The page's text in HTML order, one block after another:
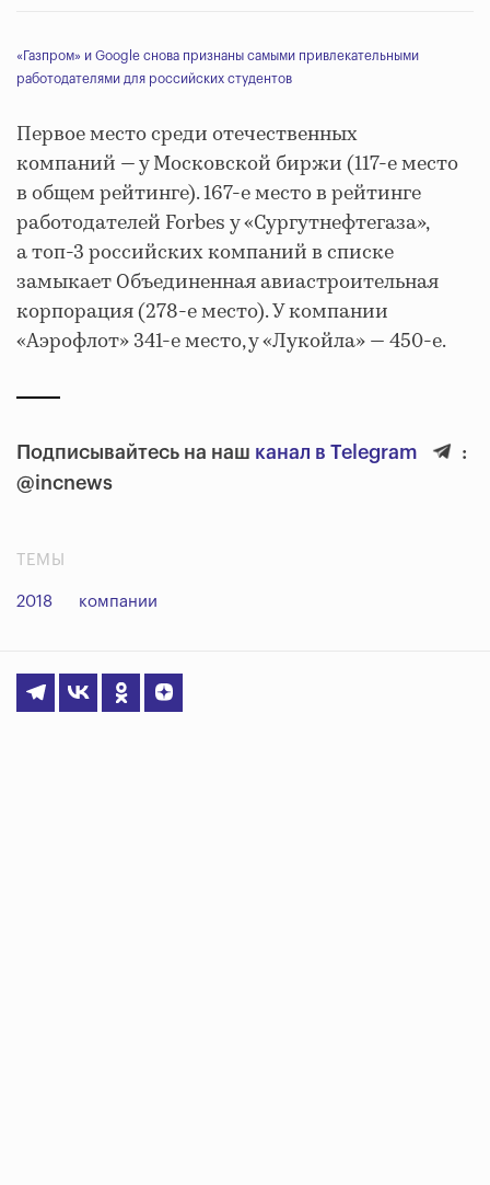
«Газпром» и Google снова признаны самыми привлекательными
работодателями для российских студентов
Первое место среди отечественных
компаний — у Московской биржи (117-е место
в общем рейтинге). 167-е место в рейтинге
работодателей Forbes у «Сургутнефтегаза»,
а топ-3 российских компаний в списке
замыкает Объединенная авиастроительная
корпорация (278-е место). У компании
«Аэрофлот» 341-е место, у «Лукойла» — 450-е.
Подписывайтесь на наш канал в Telegram
:
@incnews
ТЕМЫ
2018 компании